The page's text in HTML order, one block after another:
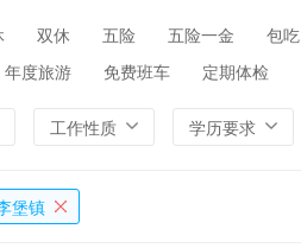
化工 环保
双休 五险 五险一金
包吃
年度旅游 免费班车 定期体检
工作性质 学历要求
堡镇